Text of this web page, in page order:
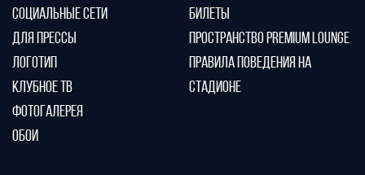
СОЦИАЛЬНЫЕ СЕТИ
ДЛЯ ПРЕССЫ
ЛОГОТИП
КЛУБНОЕ ТВ
ФОТОГАЛЕРЕЯ
ОБОИ
БИЛЕТЫ
ПРОСТРАНСТВО PREMIUM LOUNGE
ПРАВИЛА ПОВЕДЕНИЯ НА
СТАДИОНЕ